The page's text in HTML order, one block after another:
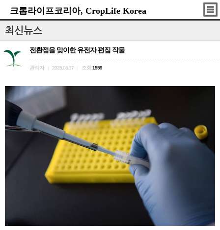
크롭라이프코리아, CropLife Korea
최신뉴스
전환점을 맞이한 유전자 편집 작물
관리자 2025.06.17 조회 1559